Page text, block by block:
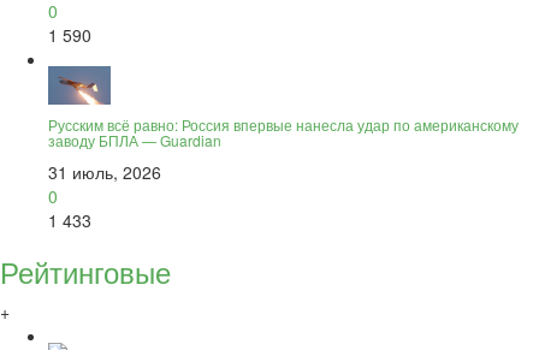
0
1 590
Русским всё равно: Россия впервые нанесла удар по американскому
заводу БПЛА — Guardian
31 июль, 2026
0
1 433
Рейтинговые
+